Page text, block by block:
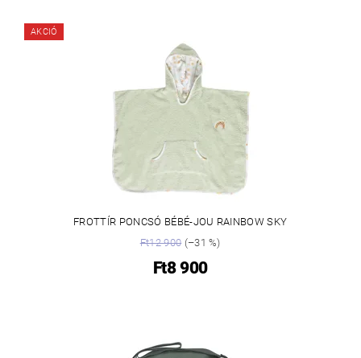
AKCIÓ
FROTTÍR PONCSÓ BÉBÉ-JOU RAINBOW SKY
Ft12 900(–31 %)
Ft8 900